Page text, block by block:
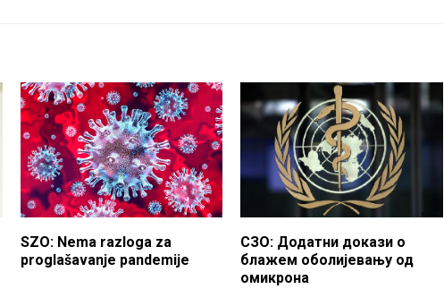
SZO: Nema razloga za
proglašavanje pandemije
СЗО: Додатни докази о
блажем оболијевању од
омикрона